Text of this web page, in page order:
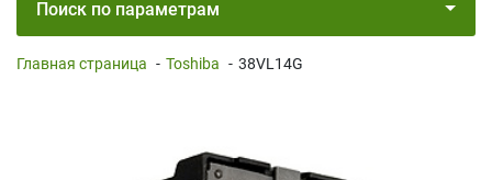
Поиск по параметрам
Главная страница - Toshiba - 38VL14G